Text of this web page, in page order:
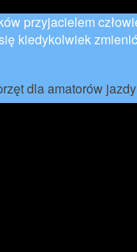
przyjacielem
kiedykolwiek
dla amatorów